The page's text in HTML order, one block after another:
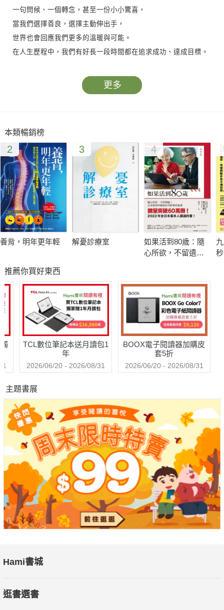
一句問候、一個轉念，甚至一份小小驚喜，
當我們選擇善良，選擇主動伸出手，
世界也會回應我們更多的溫暖與可能。
在人生歷程中，我們有好長一段時間都在追求成功、達成目標。
敗了誰，而是幫助了誰。「利他」精神，便是在這樣的時刻，成
為我們活出人生價值的關鍵。
✽做自己生命的主人──如何主動選擇自己的人生？
✽做一個有故事的人──如何與人真誠互動？
✽善意使我更強大──如何讓「助人」成為一種人生體驗？
✽人生的終極目的──如何在生命這趟旅程中創造價值？
一段段人生經歷，是得失變動後的成長與收穫；一篇篇暖心故
事，串聯成助人與受助的循環。個人與群體的相互支持，是否能
讓「更好」成為「共好」？在這本小書中，吳家德想與你聊聊，
如何在有限時光裡，讓每一天都過得更加豐盛、幸福、美好。
✽自私或許是人的本性；讓自己變得比較不自私，則是人的本
✽全力以赴，不怕麻煩，讓自己的閃失，成為好故事。
✽工作可以很枯燥乏味，也可以很好玩有趣，端看你用什麼心態
✽見識就像一把鑰匙，只要握在手中，總有一天能打開改變命運
✽不要讓數字限制自己的行動。只要還活著，就要不斷創造有趣
的人生。
✽要幫助別人不是因為有「錢」，而是有「心」。
✽親口說感恩這件事，我遲了二十多年才完成。你總不會拖得比
我久吧？
✽能祝福別人的人，最幸福。
✽我們雖然不能決定出生的背景，但可以靠自己的努力，彩繪美
麗的風景。"
更多
本類暢銷榜
2
養背，明年更年輕
3
解憂診療室
4
如果活到80歲：隨
心所欲，不留遺
推薦你買好東西
TCL數位筆記本送月讀包1
年
2026/06/20 - 2026/08/31
BOOX電子閱讀器加購皮
套5折
2026/06/20 - 2026/08/31
主題書展
Hami書城
逛書選書